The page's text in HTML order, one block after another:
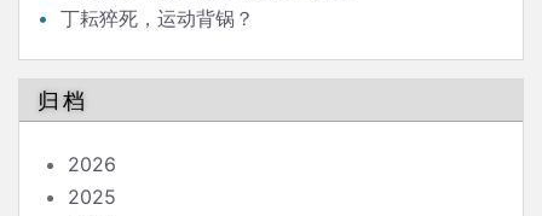
丁耘猝死，运动背锅？
归档
2026
2025